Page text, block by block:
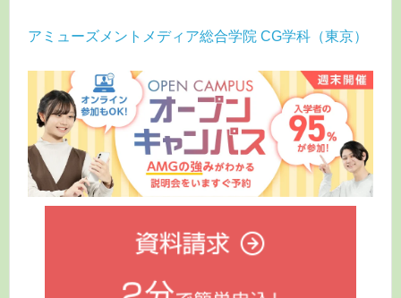
アミューズメントメディア総合学院 CG学科（東京）